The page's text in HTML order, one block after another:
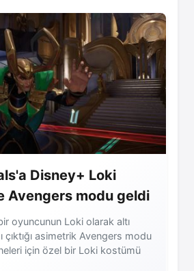
Disney+ Loki
Avengers modu geldi
oyuncunun Loki olarak altı
çıktığı asimetrik Avengers modu
için özel bir Loki kostümü